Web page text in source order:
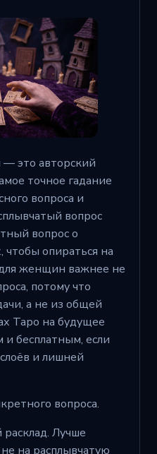
это авторский
точное гадание
вопроса и
вопрос
вопрос о
опираться на
женщин важнее не
потому что
а не из общей
Таро на будущее
бесплатным, если
и лишней
вопроса.
Лучше
на расплывчатую